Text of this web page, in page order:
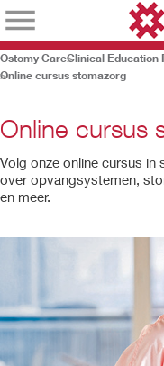
Ostomy CareClinical Education
Online cursus stomazorg
Online cursus
Volg onze online cursus
over opvangsystemen,
en meer.